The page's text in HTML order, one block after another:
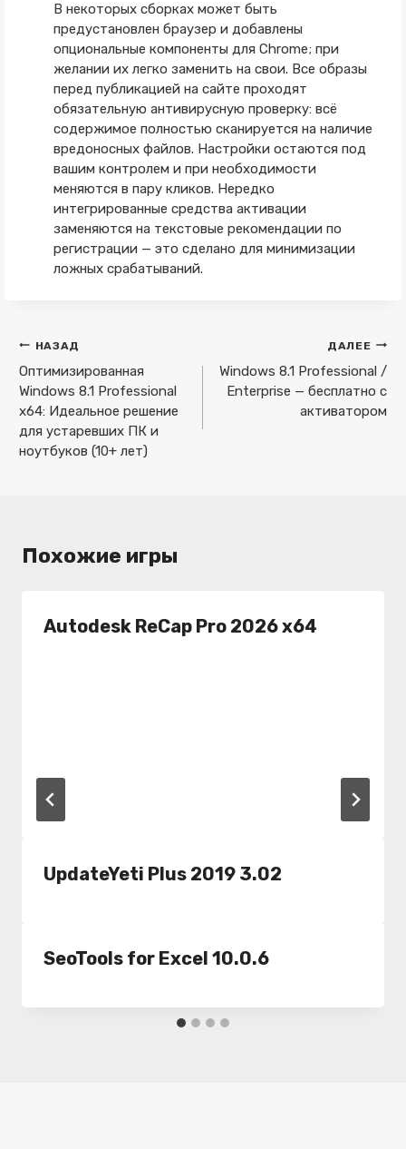
В некоторых сборках может быть
предустановлен браузер и добавлены
опциональные компоненты для Chrome; при
желании их легко заменить на свои. Все образы
перед публикацией на сайте проходят
обязательную антивирусную проверку: всё
содержимое полностью сканируется на наличие
вредоносных файлов. Настройки остаются под
вашим контролем и при необходимости
меняются в пару кликов. Нередко
интегрированные средства активации
заменяются на текстовые рекомендации по
регистрации — это сделано для минимизации
ложных срабатываний.
Навигация
по
записям
НАЗАД
Оптимизированная
Windows 8.1 Professional
x64: Идеальное решение
для устаревших ПК и
ноутбуков (10+ лет)
ДАЛЕЕ
Windows 8.1 Professional /
Enterprise — бесплатно с
активатором
Похожие игры
Autodesk ReCap Pro 2026 x64
UpdateYeti Plus 2019 3.02
SeoTools for Excel 10.0.6